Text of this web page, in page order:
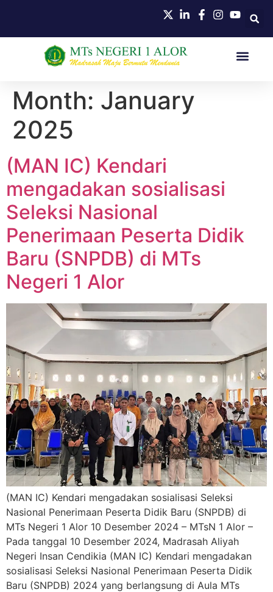
Month: January
2025
(MAN IC) Kendari
mengadakan sosialisasi
Seleksi Nasional
Penerimaan Peserta Didik
Baru (SNPDB) di MTs
Negeri 1 Alor
(MAN IC) Kendari mengadakan sosialisasi Seleksi
Nasional Penerimaan Peserta Didik Baru (SNPDB) di
MTs Negeri 1 Alor 10 Desember 2024 – MTsN 1 Alor –
Pada tanggal 10 Desember 2024, Madrasah Aliyah
Negeri Insan Cendikia (MAN IC) Kendari mengadakan
sosialisasi Seleksi Nasional Penerimaan Peserta Didik
Baru (SNPDB) 2024 yang berlangsung di Aula MTs